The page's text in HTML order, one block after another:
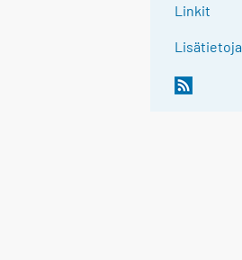
Linkit
Lisätietoja